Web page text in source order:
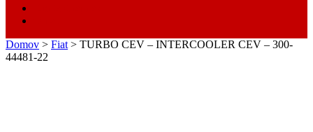
Domov > Fiat > TURBO CEV – INTERCOOLER CEV – 300-
44481-22